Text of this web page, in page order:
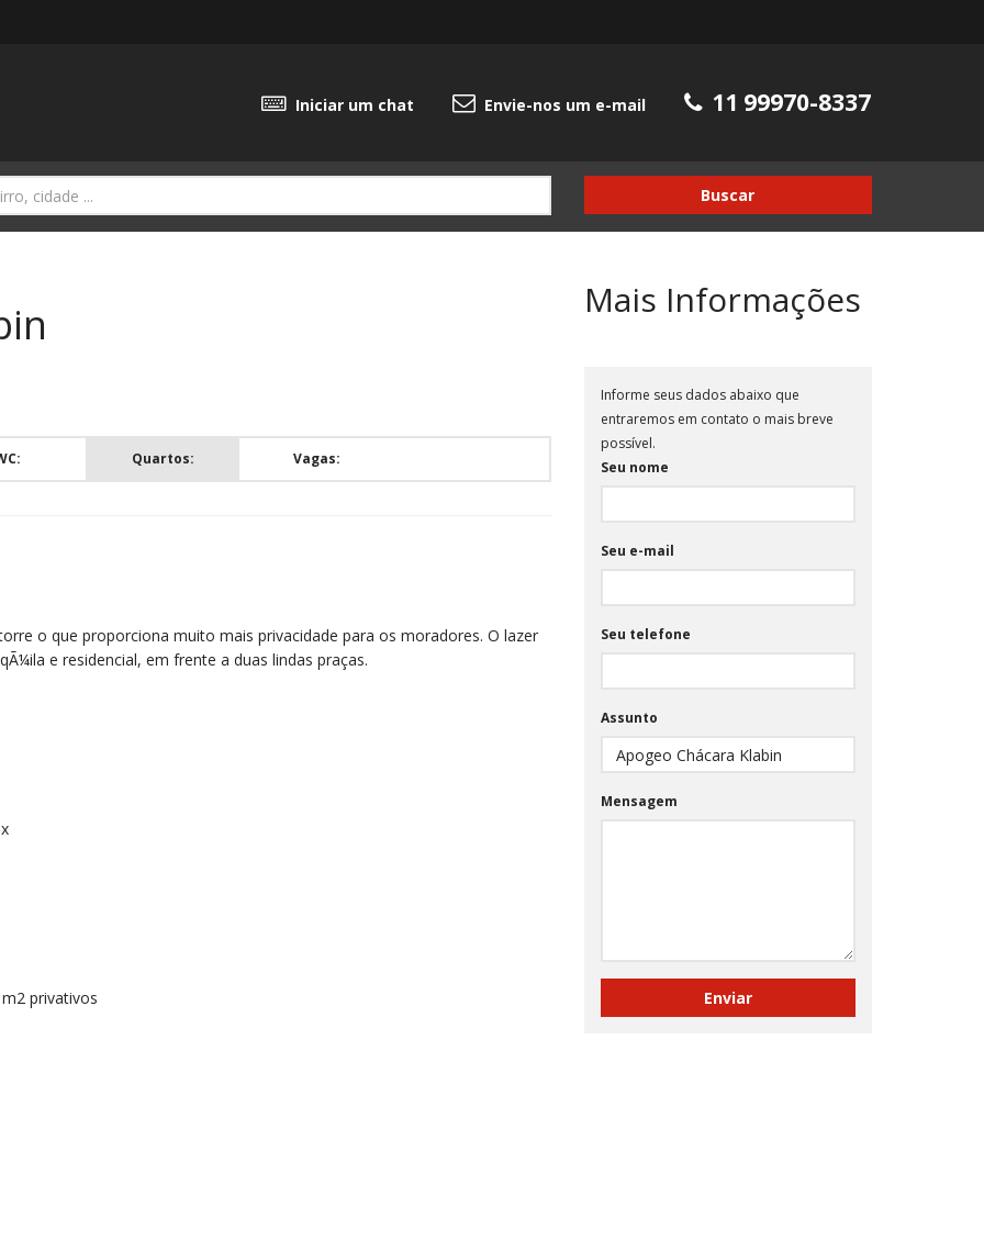
Iniciar um chat Envie-nos um e-mail 11 99970-8337
Buscar
Quartos: Vagas:
o que proporciona muito mais privacidade para os moradores. O lazer
e residencial, em frente a duas lindas praças.
privativos
Mais Informações
Informe seus dados abaixo que
entraremos em contato o mais breve
possível.
Seu nome
Seu e-mail
Seu telefone
Assunto
Mensagem